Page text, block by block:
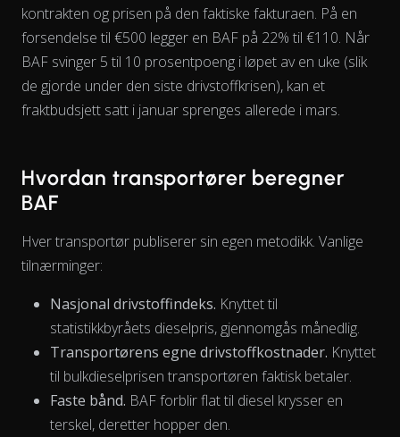
View as data table, Chart
kontrakten og prisen på den faktiske fakturaen. På en
forsendelse til €500 legger en BAF på 22% til €110. Når
BAF svinger 5 til 10 prosentpoeng i løpet av en uke (slik
de gjorde under den siste drivstoffkrisen), kan et
fraktbudsjett satt i januar sprenges allerede i mars.
Hvordan transportører beregner
BAF
Hver transportør publiserer sin egen metodikk. Vanlige
tilnærminger:
Nasjonal drivstoffindeks. Knyttet til
statistikkbyråets dieselpris, gjennomgås månedlig.
Transportørens egne drivstoffkostnader. Knyttet
til bulkdieselprisen transportøren faktisk betaler.
Faste bånd. BAF forblir flat til diesel krysser en
terskel, deretter hopper den.